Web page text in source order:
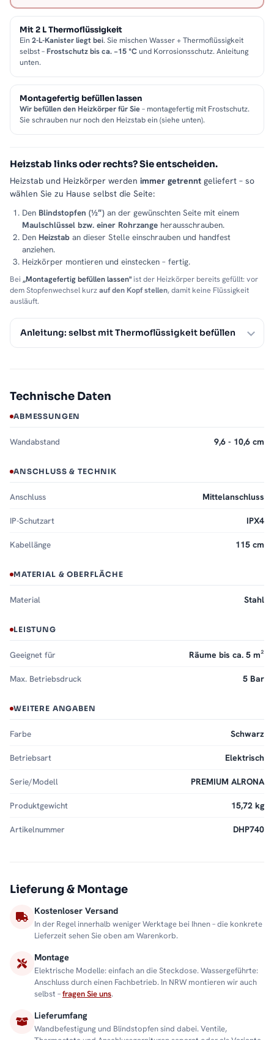
Mit 2 L Thermoflüssigkeit
Ein 2-L-Kanister liegt bei. Sie mischen Wasser + Thermoflüssigkeit
selbst –Frostschutz bis ca. −15 °Cund Korrosionsschutz. Anleitung
unten.
Montagefertig befüllen lassen
Wir befüllen den Heizkörper für Sie– montagefertig mit Frostschutz.
Sie schrauben nur noch den Heizstab ein (siehe unten).
Heizstab links oder rechts? Sie entscheiden.
Heizstab und Heizkörper werden immer getrennt geliefert – so
wählen Sie zu Hause selbst die Seite:
Den Blindstopfen (½″) an der gewünschten Seite mit einem
Maulschlüssel bzw. einer Rohrzange herausschrauben.
Den Heizstab an dieser Stelle einschrauben und handfest
anziehen.
Heizkörper montieren und einstecken – fertig.
Bei „Montagefertig befüllen lassen"ist der Heizkörper bereits gefüllt: vor
dem Stopfenwechsel kurzauf den Kopf stellen, damit keine Flüssigkeit
ausläuft.
Anleitung: selbst mit Thermoflüssigkeit befüllen
Technische Daten
ABMESSUNGEN
Wandabstand 9,6 - 10,6 cm
ANSCHLUSS & TECHNIK
Anschluss Mittelanschluss
IP-Schutzart IPX4
Kabellänge 115 cm
MATERIAL & OBERFLÄCHE
Material Stahl
LEISTUNG
Geeignet für Räume bis ca. 5 m²
Max. Betriebsdruck 5 Bar
WEITERE ANGABEN
Farbe Schwarz
Betriebsart Elektrisch
Serie/Modell PREMIUM ALRONA
Produktgewicht 15,72 kg
Artikelnummer DHP740
Lieferung & Montage
Kostenloser Versand
In der Regel innerhalb weniger Werktage bei Ihnen – die konkrete
Lieferzeit sehen Sie oben am Warenkorb.
Montage
Elektrische Modelle: einfach an die Steckdose. Wassergeführte:
Anschluss durch einen Fachbetrieb. In NRW montieren wir auch
selbst –fragen Sie uns.
Lieferumfang
Wandbefestigung und Blindstopfen sind dabei. Ventile,